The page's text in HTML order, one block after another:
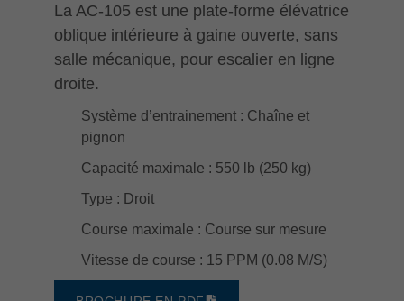
La AC-105 est une plate-forme élévatrice
oblique intérieure à gaine ouverte, sans
salle mécanique, pour escalier en ligne
droite.
Système d’entrainement : Chaîne et
pignon
Capacité maximale : 550 lb (250 kg)
Type : Droit
Course maximale : Course sur mesure
Vitesse de course : 15 PPM (0.08 M/S)